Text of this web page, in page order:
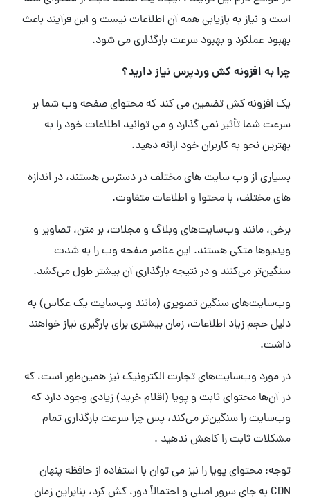
است و نیاز به بازیابی همه آن اطلاعات نیست و این فرآیند باعث
بهبود عملکرد و بهبود سرعت بارگذاری می شود.
چرا به افزونه کش وردپرس نیاز دارید؟
یک افزونه کش تضمین می کند که محتوای صفحه وب شما بر
سرعت شما تأثیر نمی گذارد و می توانید اطلاعات خود را به
بهترین نحو به کاربران خود ارائه دهید.
بسیاری از وب سایت های مختلف در دسترس هستند، در اندازه
های مختلف، با محتوا و اطلاعات متفاوت.
برخی، مانند وب‌سایت‌های وبلاگ و مجلات، بر متن، تصاویر و
ویدیوها متکی هستند. این عناصر صفحه وب را به شدت
سنگین‌تر می‌کنند و در نتیجه بارگذاری آن بیشتر طول می‌کشد.
وب‌سایت‌های سنگین تصویری (مانند وب‌سایت یک عکاس) به
دلیل حجم زیاد اطلاعات، زمان بیشتری برای بارگیری نیاز خواهند
داشت.
در مورد وب‌سایت‌های تجارت الکترونیک نیز همین‌طور است، که
در آن‌ها محتوای ثابت و پویا (اقلام خرید) زیادی وجود دارد که
وب‌سایت را سنگین‌تر می‌کند، پس چرا سرعت بارگذاری تمام
مشکلات ثابت را کاهش ندهید .
توجه: محتوای پویا را نیز می توان با استفاده از حافظه پنهان
CDN به جای سرور اصلی و احتمالاً دور، کش کرد، بنابراین زمان